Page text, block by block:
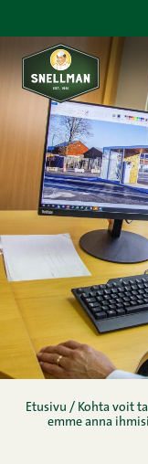
Etusivu / Kohta voit
emme anna